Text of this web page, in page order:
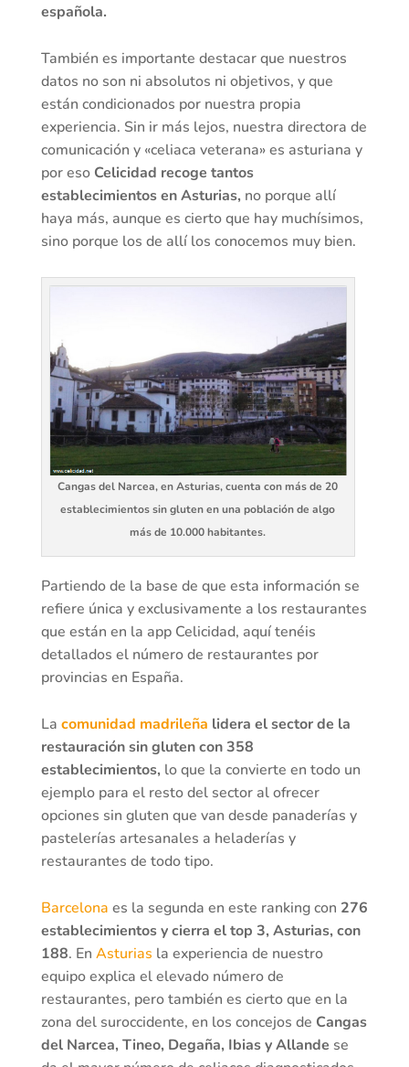
española.
También es importante destacar que nuestros
datos no son ni absolutos ni objetivos, y que
están condicionados por nuestra propia
experiencia. Sin ir más lejos, nuestra directora de
comunicación y «celiaca veterana» es asturiana y
por eso Celicidad recoge tantos
establecimientos en Asturias, no porque allí
haya más, aunque es cierto que hay muchísimos,
sino porque los de allí los conocemos muy bien.
Cangas del Narcea, en Asturias, cuenta con más de 20
establecimientos sin gluten en una población de algo
más de 10.000 habitantes.
Partiendo de la base de que esta información se
refiere única y exclusivamente a los restaurantes
que están en la app Celicidad, aquí tenéis
detallados el número de restaurantes por
provincias en España.
La comunidad madrileña lidera el sector de la
restauración sin gluten con 358
establecimientos, lo que la convierte en todo un
ejemplo para el resto del sector al ofrecer
opciones sin gluten que van desde panaderías y
pastelerías artesanales a heladerías y
restaurantes de todo tipo.
Barcelona es la segunda en este ranking con 276
establecimientos y cierra el top 3, Asturias, con
188. En Asturias la experiencia de nuestro
equipo explica el elevado número de
restaurantes, pero también es cierto que en la
zona del suroccidente, en los concejos de Cangas
del Narcea, Tineo, Degaña, Ibias y Allande se